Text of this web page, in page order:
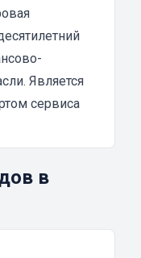
критериям,
сроки
говорить о
кредитной
слишком
Является
сервиса
в